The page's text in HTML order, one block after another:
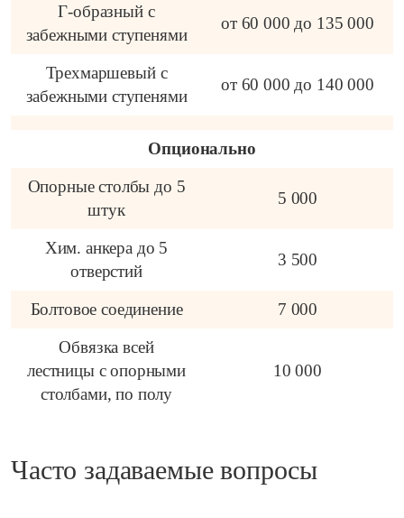
Г-образный с
забежными ступенями
от 60 000 до 135 000
Трехмаршевый с
забежными ступенями
от 60 000 до 140 000
Опционально
Опорные столбы до 5
штук
5 000
Хим. анкера до 5
отверстий
3 500
Болтовое соединение
7 000
Обвязка всей
лестницы с опорными
столбами, по полу
10 000
Часто задаваемые вопросы